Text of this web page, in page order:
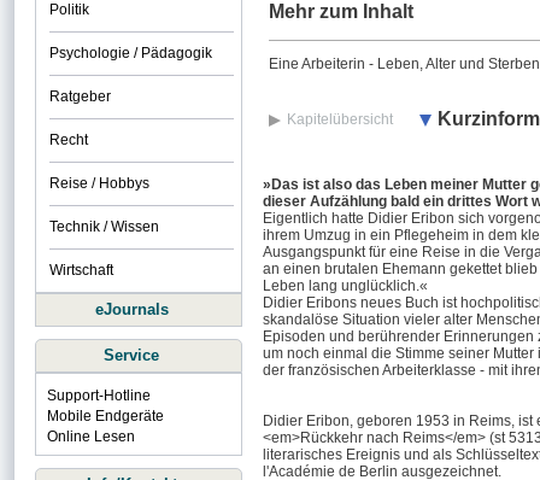
Mehr zum Inhalt
Eine Arbeiterin - Leben, Alter und
Kapitelübersicht
»Das ist also das Leben meiner Mutter
dieser Aufzählung bald ein drittes Wort
Eigentlich hatte Didier Eribon sich
ihrem Umzug in ein Pflegeheim in dem
Ausgangspunkt für eine Reise in die
an einen brutalen Ehemann gekettet
Leben lang unglücklich.«
Didier Eribons neues Buch ist
skandalöse Situation vieler alter
Episoden und berührender Erinnerungen
um noch einmal die Stimme seiner
der französischen Arbeiterklasse - mit
Didier Eribon, geboren 1953 in Reims,
<em>Rückkehr nach Reims</em> (st
literarisches Ereignis und als
l'Académie de Berlin ausgezeichnet.
Politik
Psychologie / Pädagogik
Ratgeber
Recht
Reise / Hobbys
Technik / Wissen
Wirtschaft
eJournals
Service
Support-Hotline
Mobile Endgeräte
Online Lesen